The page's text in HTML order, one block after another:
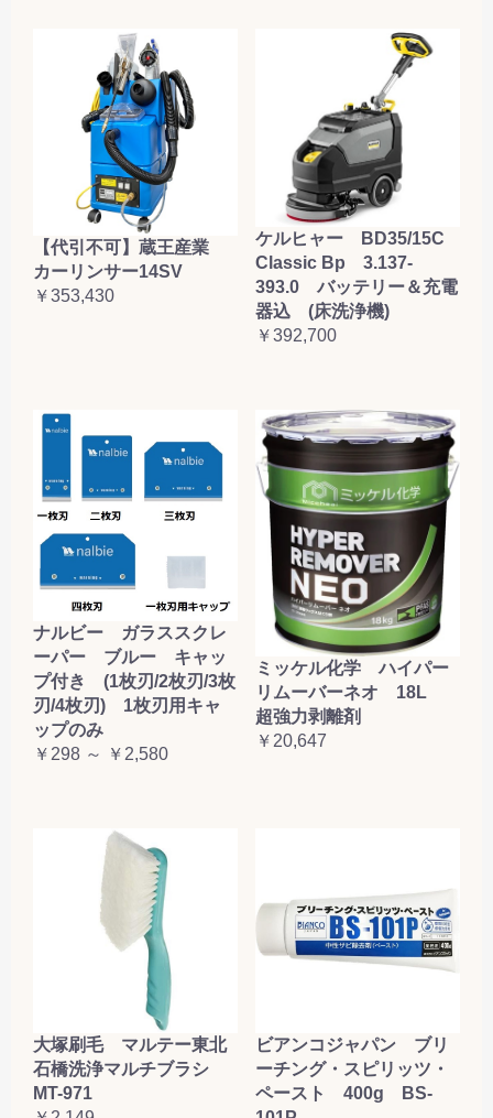
【代引不可】蔵王産業
カーリンサー14SV
￥353,430
ケルヒャー BD35/15C
Classic Bp 3.137-
393.0 バッテリー＆充電
器込 (床洗浄機)
￥392,700
ナルビー ガラススクレ
ーパー ブルー キャッ
プ付き (1枚刃/2枚刃/3枚
刃/4枚刃) 1枚刃用キャ
ップのみ
￥298 ～ ￥2,580
ミッケル化学 ハイパー
リムーバーネオ 18L
超強力剥離剤
￥20,647
大塚刷毛 マルテー東北
石橋洗浄マルチブラシ
MT-971
ビアンコジャパン ブリ
ーチング・スピリッツ・
ペースト 400g BS-